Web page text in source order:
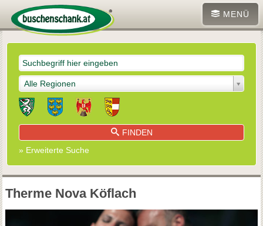
MENÜ
Alle Regionen
FINDEN
» Erweiterte Suche
Therme Nova Köflach